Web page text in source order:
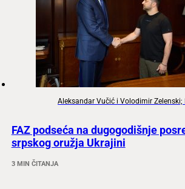
Aleksandar Vučić i Volodimir Zelenski;
FAZ podseća na dugogodišnje
srpskog oružja Ukrajini
3 MIN ČITANJA